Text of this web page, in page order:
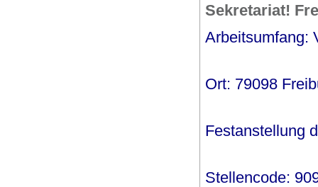
Sekretariat!
Arbeitsumfang:
Ort: 79098
Festanstellung
Stellencode: